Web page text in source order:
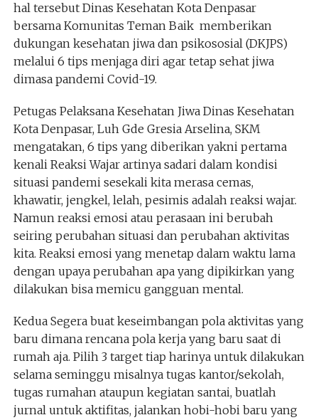
hal tersebut Dinas Kesehatan Kota Denpasar
bersama Komunitas Teman Baik memberikan
dukungan kesehatan jiwa dan psikososial (DKJPS)
melalui 6 tips menjaga diri agar tetap sehat jiwa
dimasa pandemi Covid-19.
Petugas Pelaksana Kesehatan Jiwa Dinas Kesehatan
Kota Denpasar, Luh Gde Gresia Arselina, SKM
mengatakan, 6 tips yang diberikan yakni pertama
kenali Reaksi Wajar artinya sadari dalam kondisi
situasi pandemi sesekali kita merasa cemas,
khawatir, jengkel, lelah, pesimis adalah reaksi wajar.
Namun reaksi emosi atau perasaan ini berubah
seiring perubahan situasi dan perubahan aktivitas
kita. Reaksi emosi yang menetap dalam waktu lama
dengan upaya perubahan apa yang dipikirkan yang
dilakukan bisa memicu gangguan mental.
Kedua Segera buat keseimbangan pola aktivitas yang
baru dimana rencana pola kerja yang baru saat di
rumah aja. Pilih 3 target tiap harinya untuk dilakukan
selama seminggu misalnya tugas kantor/sekolah,
tugas rumahan ataupun kegiatan santai, buatlah
jurnal untuk aktifitas, jalankan hobi-hobi baru yang